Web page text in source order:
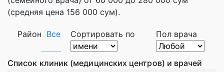
(средняя цена 156 000 сум).
Район Все Сортировать по Пол врача
Список клиник (медицинских центров) и врачей